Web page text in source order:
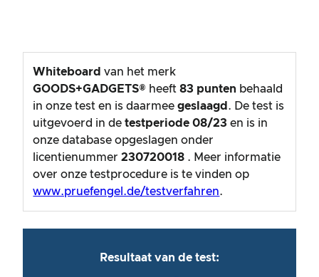
Whiteboard van het merk
GOODS+GADGETS® heeft 83 punten behaald
in onze test en is daarmeegeslaagd . De test is
uitgevoerd in detestperiode 08/23 en is in
onze database opgeslagen onder
licentienummer230720018 . Meer informatie
over onze testprocedure is te vinden op
www.pruefengel.de/testverfahren.
Resultaat van de test: